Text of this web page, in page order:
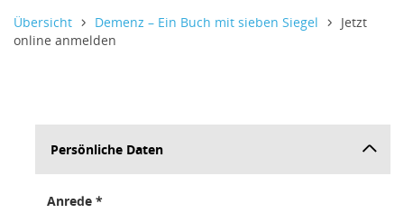
Übersicht Demenz – Ein Buch mit sieben Siegel
Jetzt
online anmelden
Persönliche Daten
Anrede *